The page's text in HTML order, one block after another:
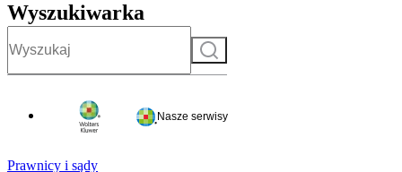
Wyszukiwarka
Szukaj
Nasze serwisy
Prawnicy i sądy